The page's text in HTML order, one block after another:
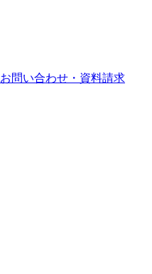
お問い合わせ・資料請求